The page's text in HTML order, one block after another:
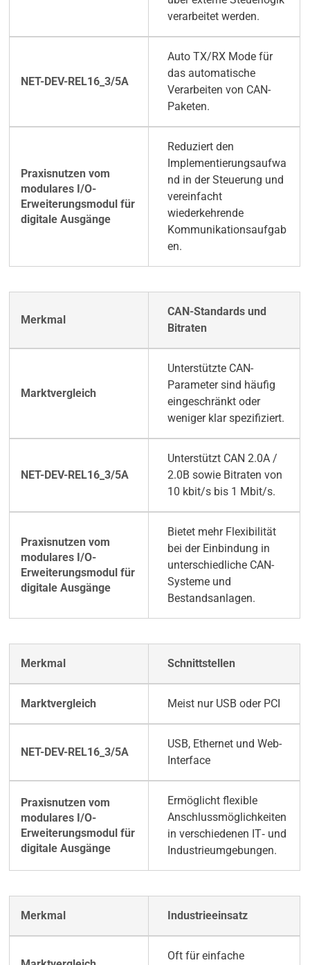
verarbeitet werden.
Auto TX/RX Mode für
das automatische
Verarbeiten von CAN-
Paketen.
Reduziert den
Implementierungsaufwa
nd in der Steuerung und
vereinfacht
wiederkehrende
Kommunikationsaufgab
en.
CAN-Standards und
Bitraten
Unterstützte CAN-
Parameter sind häufig
eingeschränkt oder
weniger klar spezifiziert.
Unterstützt CAN 2.0A /
2.0B sowie Bitraten von
10 kbit/s bis 1 Mbit/s.
Bietet mehr Flexibilität
bei der Einbindung in
unterschiedliche CAN-
Systeme und
Bestandsanlagen.
Schnittstellen
Meist nur USB oder PCI
USB, Ethernet und Web-
Interface
Ermöglicht flexible
Anschlussmöglichkeiten
in verschiedenen IT‑ und
Industrieumgebungen.
Industrieeinsatz
Oft für einfache